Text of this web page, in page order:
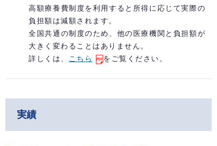
高額療養費制度を利用すると所得に応じて実際の
負担額は減額されます。
全国共通の制度のため、他の医療機関と負担額が
大きく変わることはありません。
詳しくは、
こちら をご覧ください。
実績